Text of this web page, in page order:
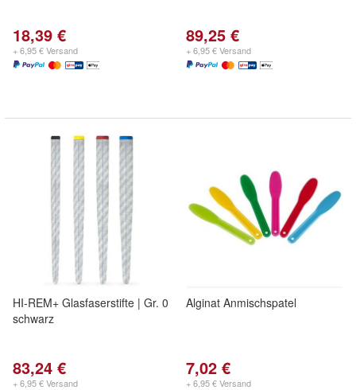
18,39 €
+ 6,95 € Versand
89,25 €
+ 6,95 € Versand
HI-REM+ Glasfaserstifte | Gr. 0
schwarz
83,24 €
+ 6,95 € Versand
Alginat Anmischspatel
7,02 €
+ 6,95 € Versand